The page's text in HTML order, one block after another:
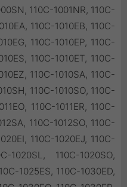
110C-1001NR, 110C-
110C-1010EB, 110C-
110C-1010EP, 110C-
110C-1010ET, 110C-
110C-1010SA, 110C-
110C-1010SO, 110C-
110C-1011ER, 110C-
110C-1012SO, 110C-
110C-1020EJ, 110C-
1020SL, 110C-1020SO,
1025ES, 110C-1030ED,